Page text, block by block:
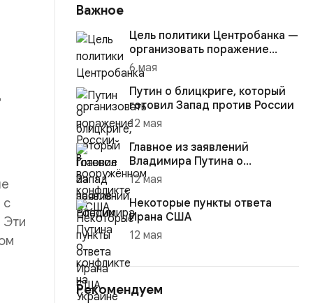
с
Эти
Важное
Цель политики Центробанка —
организовать поражение
России в вооружённом
конфликте с США
6 мая
Путин о блицкриге, который
готовил Запад против России
12 мая
Главное из заявлений
Владимира Путина о
конфликте на Украине
12 мая
Некоторые пункты ответа
Ирана США
12 мая
Рекомендуем